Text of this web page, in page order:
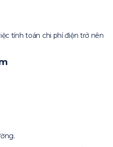
tính toán chi phí điện trở nên